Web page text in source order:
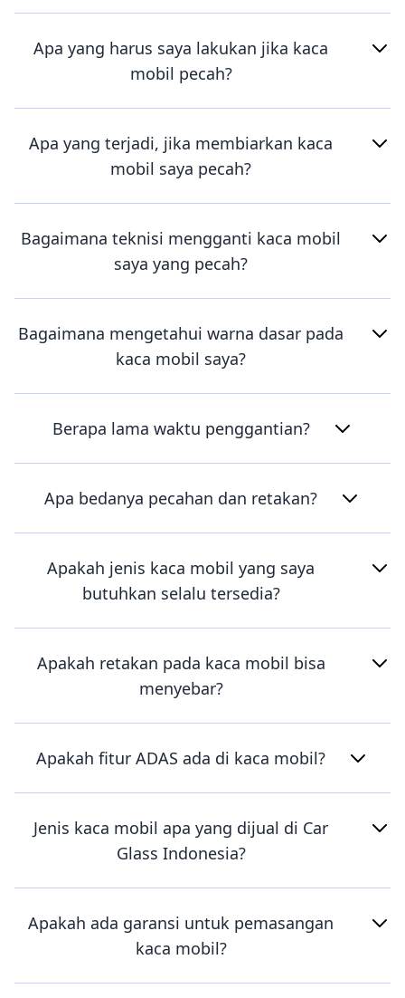
Apa yang harus saya lakukan jika kaca
mobil pecah?
Apa yang terjadi, jika membiarkan kaca
mobil saya pecah?
Bagaimana teknisi mengganti kaca mobil
saya yang pecah?
Bagaimana mengetahui warna dasar pada
kaca mobil saya?
Berapa lama waktu penggantian?
Apa bedanya pecahan dan retakan?
Apakah jenis kaca mobil yang saya
butuhkan selalu tersedia?
Apakah retakan pada kaca mobil bisa
menyebar?
Apakah fitur ADAS ada di kaca mobil?
Jenis kaca mobil apa yang dijual di Car
Glass Indonesia?
Apakah ada garansi untuk pemasangan
kaca mobil?